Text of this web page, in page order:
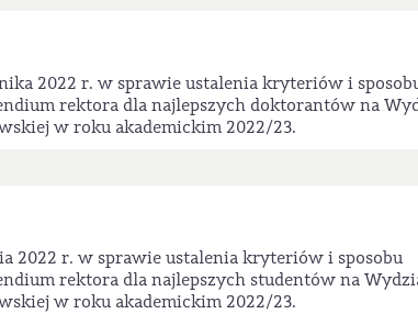
2022 r. w sprawie ustalenia kryteriów i
rektora dla najlepszych doktorantów na
w roku akademickim 2022/23.
2022 r. w sprawie ustalenia kryteriów i sposobu
rektora dla najlepszych studentów na
w roku akademickim 2022/23.